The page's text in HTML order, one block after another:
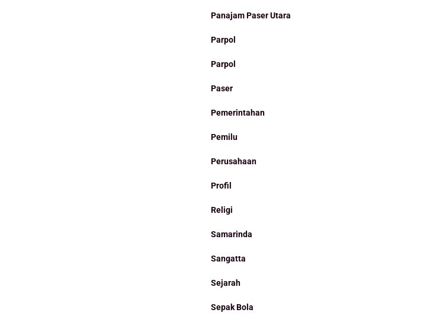
Panajam Paser Utara
Parpol
Parpol
Paser
Pemerintahan
Pemilu
Perusahaan
Profil
Religi
Samarinda
Sangatta
Sejarah
Sepak Bola